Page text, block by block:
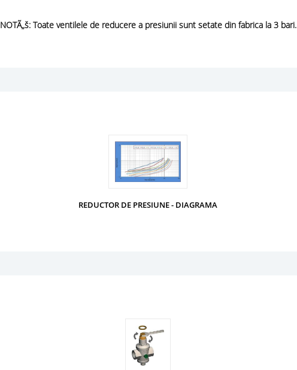
NOTÃ„š: Toate ventilele de reducere a presiunii sunt setate din fabrica la 3 bari.
REDUCTOR DE PRESIUNE - DIAGRAMA